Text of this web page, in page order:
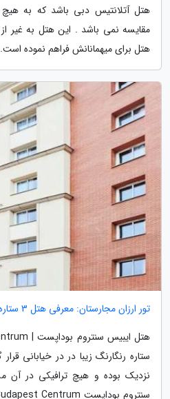
هتل آتلانتیس دبی باشد که به هیچ
مقایسه نمی باشد . این هتل به غیر
هتل برای میهمانانش فراهم نموده
تور ارزان مجارستان: معرفی هتل 3 ستاره آیبیس سنتروم در بوداپست
ستاره رنگارنگ زیبا در در خیابانی
نزدیک بوده و هیچ ترافیکی در آن